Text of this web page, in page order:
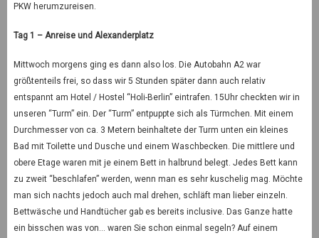
PKW herumzureisen.
Tag 1 – Anreise und Alexanderplatz
Mittwoch morgens ging es dann also los. Die Autobahn A2 war
größtenteils frei, so dass wir 5 Stunden später dann auch relativ
entspannt am Hotel / Hostel “Holi-Berlin” eintrafen. 15Uhr checkten wir in
unseren “Turm” ein. Der “Turm” entpuppte sich als Türmchen. Mit einem
Durchmesser von ca. 3 Metern beinhaltete der Turm unten ein kleines
Bad mit Toilette und Dusche und einem Waschbecken. Die mittlere und
obere Etage waren mit je einem Bett in halbrund belegt. Jedes Bett kann
zu zweit “beschlafen” werden, wenn man es sehr kuschelig mag. Möchte
man sich nachts jedoch auch mal drehen, schläft man lieber einzeln.
Bettwäsche und Handtücher gab es bereits inclusive. Das Ganze hatte
ein bisschen was von… waren Sie schon einmal segeln? Auf einem